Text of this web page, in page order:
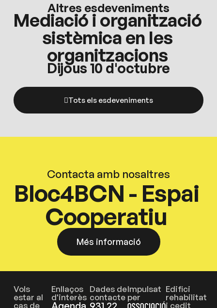
Altres esdeveniments
Mediació i organització
sistèmica en les
organitzacions
Dijous 10 d'octubre
Tots els esdeveniments
Contacta amb nosaltres
Bloc4BCN - Espai
Cooperatiu
Més informació
Vols
estar al
cas de
Enllaços
d'interès
Dades de
contacte
Impulsat
per
Edifici
rehabilitat
i cedit